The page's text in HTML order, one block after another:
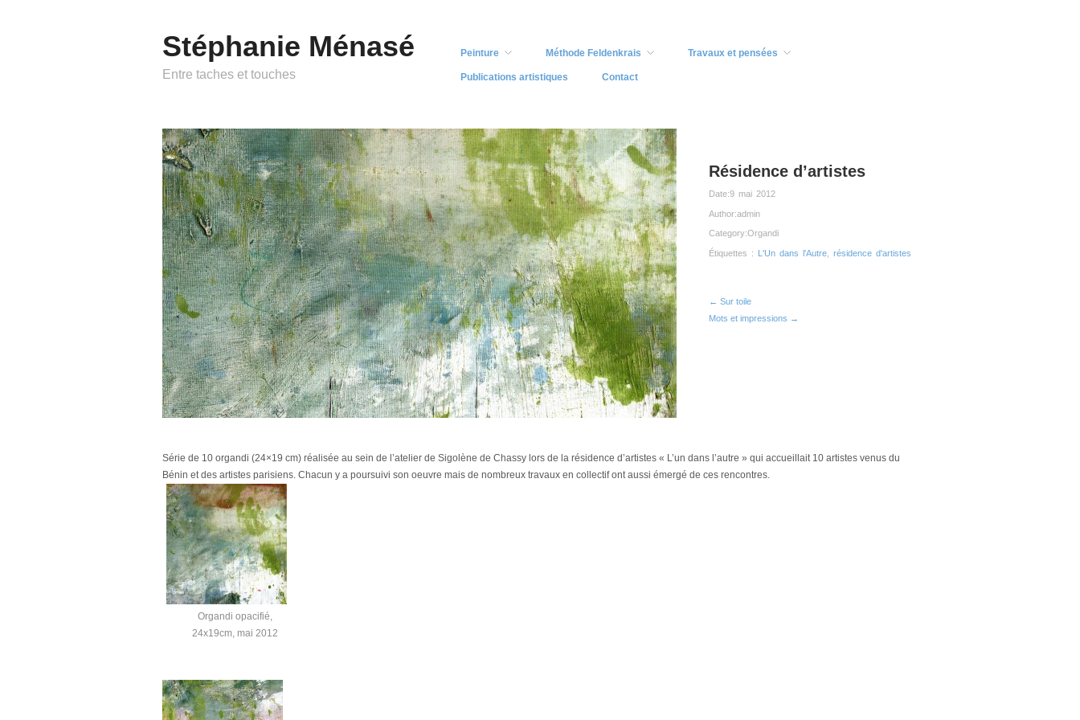
Stéphanie Ménasé
Entre taches et touches
Peinture Méthode Feldenkrais Travaux et pensées
Publications artistiques Contact
Résidence d’artistes
Date:9 mai 2012
Author:admin
Category:Organdi
Étiquettes : L'Un dans l'Autre résidence d'artistes
← Sur toile
Mots et impressions →
Série de 10 organdi (24×19 cm) réalisée au sein de l’atelier de Sigolène de Chassy lors de la résidence d’artistes « L’un dans l’autre » qui accueillait 10 artistes venus du
Bénin et des artistes parisiens. Chacun y a poursuivi son oeuvre mais de nombreux travaux en collectif ont aussi émergé de ces rencontres.
Organdi opacifié,
24x19cm, mai 2012